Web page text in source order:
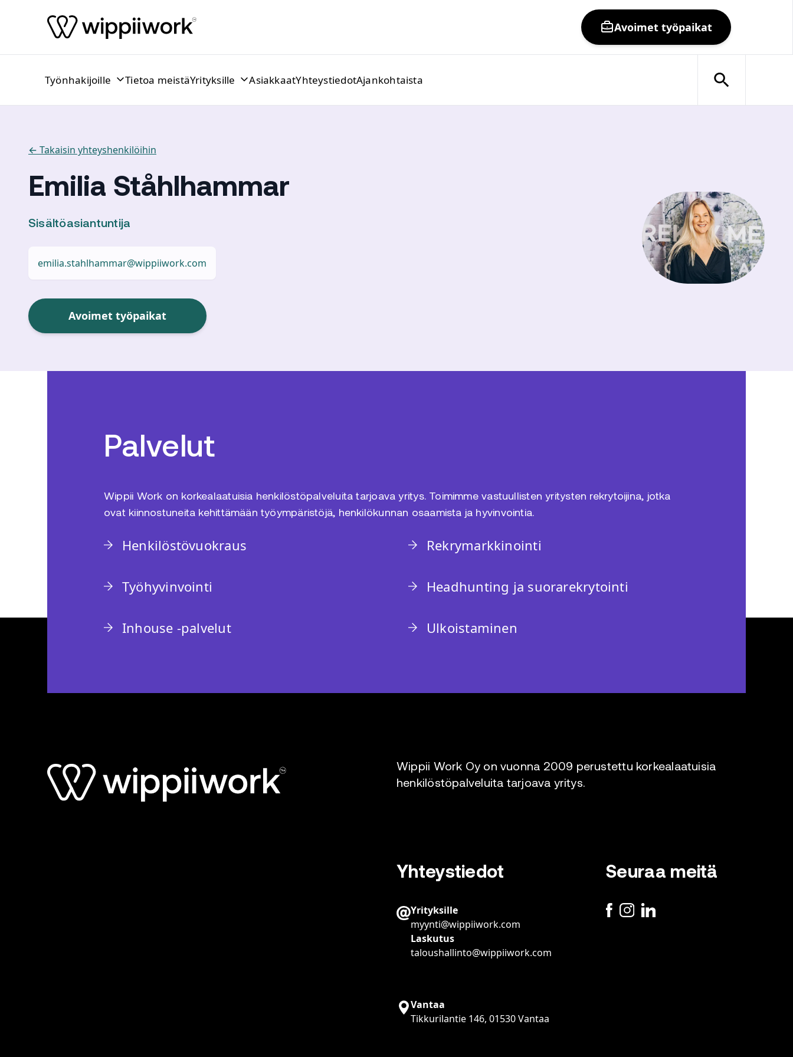
Avoimet työpaikat
Työnhakijoille Tietoa meistäYrityksille AsiakkaatYhteystiedotAjankohtaista
← Takaisin yhteyshenkilöihin
Emilia Ståhlhammar
Sisältöasiantuntija
emilia.stahlhammar@wippiiwork.com
Avoimet työpaikat
Palvelut
Wippii Work on korkealaatuisia henkilöstöpalveluita tarjoava yritys. Toimimme vastuullisten yritysten rekrytoijina, jotka
ovat kiinnostuneita kehittämään työympäristöjä, henkilökunnan osaamista ja hyvinvointia.
Henkilöstövuokraus Rekrymarkkinointi
Työhyvinvointi Headhunting ja suorarekrytointi
Inhouse -palvelut Ulkoistaminen
Wippii Work Oy on vuonna 2009 perustettu korkealaatuisia
henkilöstöpalveluita tarjoava yritys.
Yhteystiedot
Yrityksille
myynti@wippiiwork.com
Laskutus
taloushallinto@wippiiwork.com
Vantaa
Tikkurilantie 146, 01530 Vantaa
Seuraa meitä